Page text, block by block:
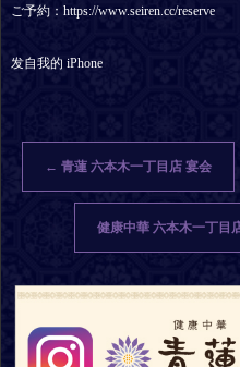
ご予約：https://www.seiren.cc/reserve
发自我的 iPhone
← 青蓮 六本木一丁目店 宴会
健康中華 六本木一丁目